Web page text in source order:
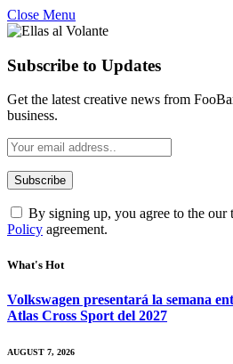
Close Menu
Subscribe to Updates
Get the latest creative news from
business.
By signing up, you agree to the our
Policy agreement.
What's Hot
Volkswagen presentará la semana
Atlas Cross Sport del 2027
AUGUST 7, 2026